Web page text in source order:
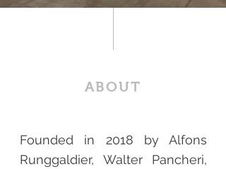
ABOUT
Founded in 2018 by Alfons
Runggaldier, Walter Pancheri,